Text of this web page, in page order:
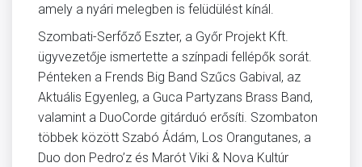
amely a nyári melegben is felüdülést kínál.
Szombati-Serfőző Eszter, a Győr Projekt Kft.
ügyvezetője ismertette a színpadi fellépők sorát.
Pénteken a Frends Big Band Szűcs Gabival, az
Aktuális Egyenleg, a Guca Partyzans Brass Band,
valamint a DuoCorde gitárduó erősíti. Szombaton
többek között Szabó Ádám, Los Orangutanes, a
Duo don Pedro’z és Marót Viki & Nova Kultúr